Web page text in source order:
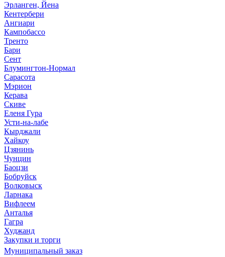
Эрланген, Йена
Кентербери
Ангиари
Кампобассо
Тренто
Бари
Сент
Блумингтон-Нормал
Сарасота
Мэрион
Керава
Скиве
Еленя Гура
Усти-на-лабе
Кырджали
Хайкоу
Цзянинь
Чунцин
Баоцзи
Бобруйск
Волковыск
Ларнака
Вифлеем
Анталья
Гагра
Худжанд
Закупки и торги
Муниципальный заказ